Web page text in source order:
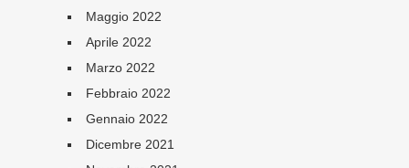
Maggio 2022
Aprile 2022
Marzo 2022
Febbraio 2022
Gennaio 2022
Dicembre 2021